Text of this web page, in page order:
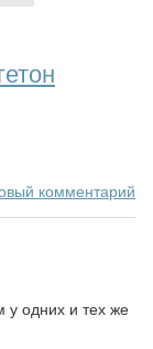
комментарий
у одних и тех же